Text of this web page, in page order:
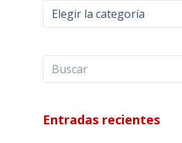
Categorías
Entradas recientes